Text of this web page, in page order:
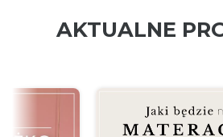
AKTUALNE